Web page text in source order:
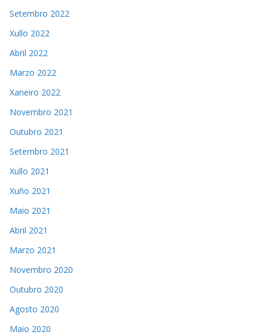
Setembro 2022
Xullo 2022
Abril 2022
Marzo 2022
Xaneiro 2022
Novembro 2021
Outubro 2021
Setembro 2021
Xullo 2021
Xuño 2021
Maio 2021
Abril 2021
Marzo 2021
Novembro 2020
Outubro 2020
Agosto 2020
Maio 2020